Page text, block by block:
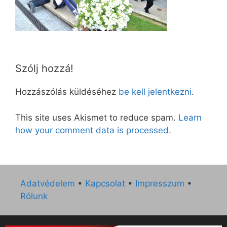
Szólj hozzá!
Hozzászólás küldéséhez be kell jelentkezni.
This site uses Akismet to reduce spam. Learn
how your comment data is processed.
Adatvédelem • Kapcsolat • Impresszum •
Rólunk